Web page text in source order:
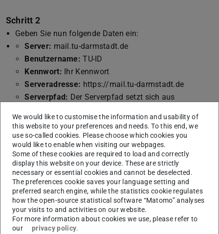
Schritt 2
Geben Sie nun folgende Daten ein:
Server: mail.tu-darmstadt.de
Benutzername: TU-ID
Kennwort: Ihr Kennwort
Serveradresse: https://mail.tu-darmstadt.de
Serverpfad: Der Serverpfad setzt sich aus
Kontos auf dessen Kalender Sie zugreifen möchten
und einem „/“ zusammen, also z.B.: (in einer Zeile)
/principals/users/mail@muster.tu-darmstadt.de/
Port:1443
Bestätigen Sie Ihre Eingabe mitAnmelden
We would like to customise the information and usability of
this website to your preferences and needs. To this end, we
use so-called cookies. Please choose which cookies you
would like to enable when visiting our webpages.
Some of these cookies are required to load and correctly
display this website on your device. These are strictly
necessary or essential cookies and cannot be deselected.
The preferences cookie saves your language setting and
preferred search engine, while the statistics cookie regulates
how the open-source statistical software “Matomo” analyses
your visits to and activities on our website.
For more information about cookies we use, please refer to
our
privacy policy.